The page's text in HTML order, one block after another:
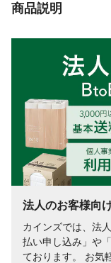
商品説明
法人のお客様向
カインズでは、法
払い申し込み」や
ております。 お気